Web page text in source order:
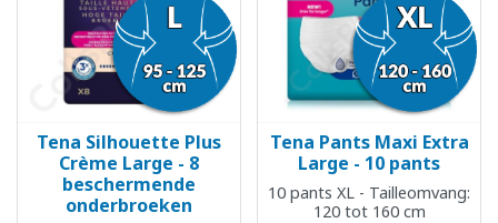
Tena Silhouette Plus
Crème Large - 8
beschermende
onderbroeken
Tena Pants Maxi Extra
Large - 10 pants
10 pants XL - Tailleomvang:
120 tot 160 cm